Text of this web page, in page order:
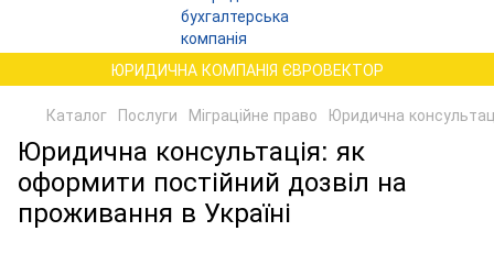
ЮРИДИЧНА КОМПАНІЯ ЄВРОВЕКТОР
Каталог Послуги Міграційне право Юридична
Юридична консультація: як
оформити постійний дозвіл на
проживання в Україні